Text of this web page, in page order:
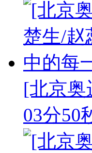
[北京奥
03分50